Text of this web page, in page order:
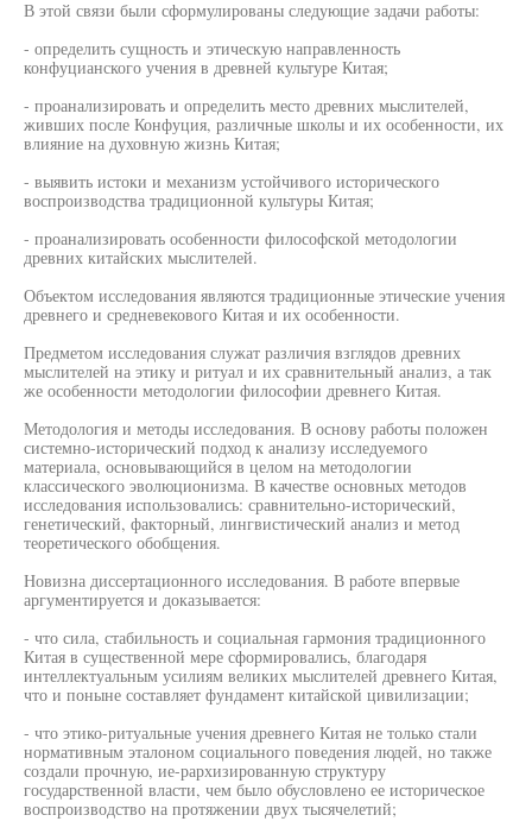
В этой связи были сформулированы следующие задачи работы:
- определить сущность и этическую направленность
конфуцианского учения в древней культуре Китая;
- проанализировать и определить место древних мыслителей,
живших после Конфуция, различные школы и их особенности, их
влияние на духовную жизнь Китая;
- выявить истоки и механизм устойчивого исторического
воспроизводства традиционной культуры Китая;
- проанализировать особенности философской методологии
древних китайских мыслителей.
Объектом исследования являются традиционные этические учения
древнего и средневекового Китая и их особенности.
Предметом исследования служат различия взглядов древних
мыслителей на этику и ритуал и их сравнительный анализ, а так
же особенности методологии философии древнего Китая.
Методология и методы исследования. В основу работы положен
системно-исторический подход к анализу исследуемого
материала, основывающийся в целом на методологии
классического эволюционизма. В качестве основных методов
исследования использовались: сравнительно-исторический,
генетический, факторный, лингвистический анализ и метод
теоретического обобщения.
Новизна диссертационного исследования. В работе впервые
аргументируется и доказывается:
- что сила, стабильность и социальная гармония традиционного
Китая в существенной мере сформировались, благодаря
интеллектуальным усилиям великих мыслителей древнего Китая,
что и поныне составляет фундамент китайской цивилизации;
- что этико-ритуальные учения древнего Китая не только стали
нормативным эталоном социального поведения людей, но также
создали прочную, ие-рархизированную структуру
государственной власти, чем было обусловлено ее историческое
воспроизводство на протяжении двух тысячелетий;